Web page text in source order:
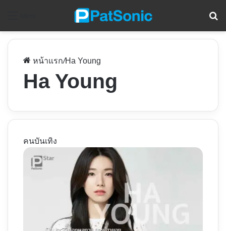
หน้าแรก/Ha Young
Ha Young
คนบันเทิง